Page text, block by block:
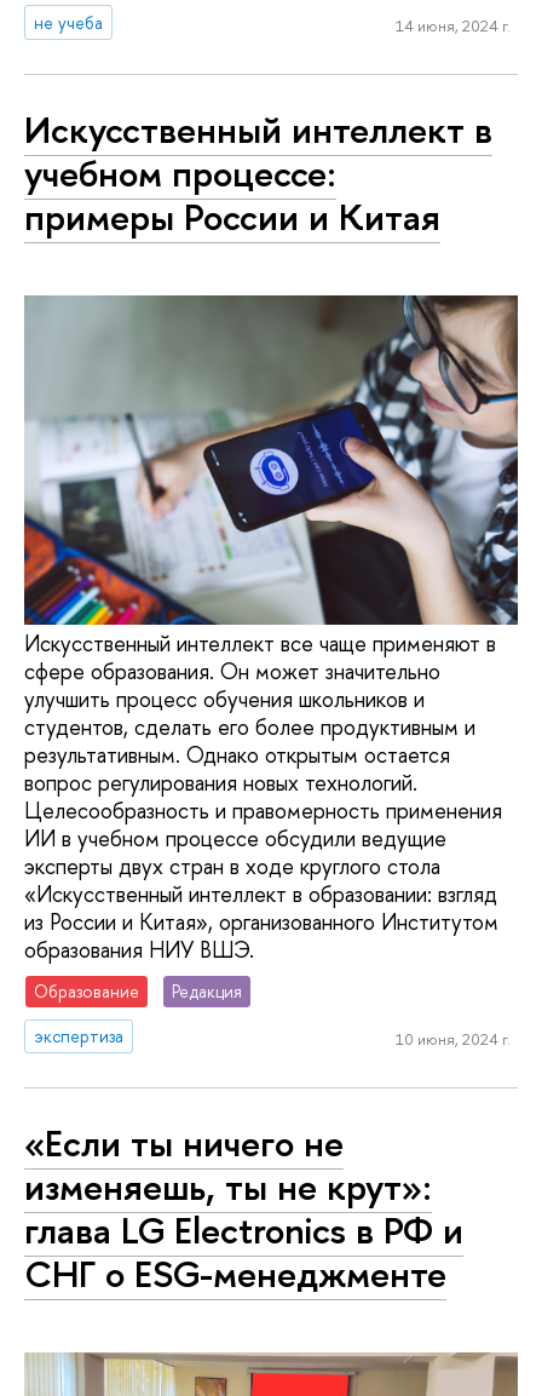
не учеба 14 июня, 2024 г.
Искусственный интеллект в
учебном процессе:
примеры России и Китая
Искусственный интеллект все чаще применяют в
сфере образования. Он может значительно
улучшить процесс обучения школьников и
студентов, сделать его более продуктивным и
результативным. Однако открытым остается
вопрос регулирования новых технологий.
Целесообразность и правомерность применения
ИИ в учебном процессе обсудили ведущие
эксперты двух стран в ходе круглого стола
«Искусственный интеллект в образовании: взгляд
из России и Китая», организованного Институтом
образования НИУ ВШЭ.
Образование
Редакция
экспертиза
10 июня, 2024 г.
«Если ты ничего не
изменяешь, ты не крут»:
глава LG Electronics в РФ и
СНГ о ESG-менеджменте